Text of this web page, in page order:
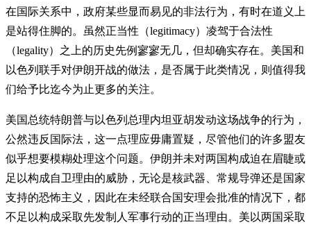
在国际关系中，政府某些显而易见的非法行为，有时在道义上
是站得住脚的。虽然正当性（legitimacy）凌驾于合法性
（legality）之上的历史先例寥寥无几，但却确实存在。美国和
以色列联手对伊朗开战的做法，是否属于此类情况，则值得我
们给予比迄今为止更多的关注。
美国总统特朗普与以色列总理内坦亚胡发动这场战争的行为，
公然违反国际法，这一点理应毋庸置疑，尽管他们的许多盟友
似乎想要模糊处理这个问题。伊朗并未对两国构成迫在眉睫或
足以构成自卫理由的威胁，无论是核武器、常规导弹还是国家
支持的恐怖主义，因此在未经联合国安理会批准的情况下，都
不足以构成采取先发制人军事行动的正当理由。美以两国采取